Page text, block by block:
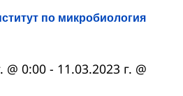
по микробиология
@ 0:00 - 11.03.2023 г. @